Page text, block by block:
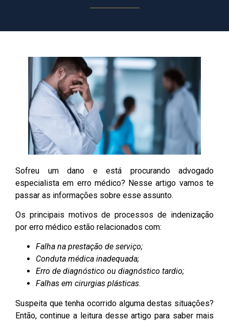
Sofreu um dano e está procurando advogado
especialista em erro médico? Nesse artigo vamos te
passar as informações sobre esse assunto.
Os principais motivos de processos de indenização
por erro médico estão relacionados com:
Falha na prestação de serviço;
Conduta médica inadequada;
Erro de diagnóstico ou diagnóstico tardio;
Falhas em cirurgias plásticas.
Suspeita que tenha ocorrido alguma destas situações?
Então, continue a leitura desse artigo para saber mais